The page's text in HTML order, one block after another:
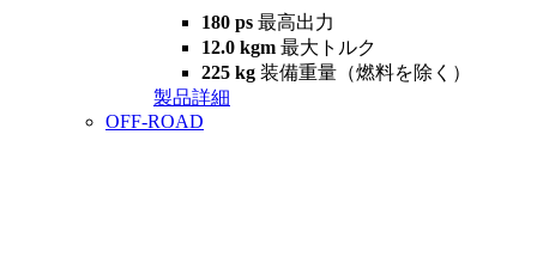
180 ps 最高出力
12.0 kgm 最大トルク
225 kg 装備重量（燃料を除く）
製品詳細
OFF-ROAD